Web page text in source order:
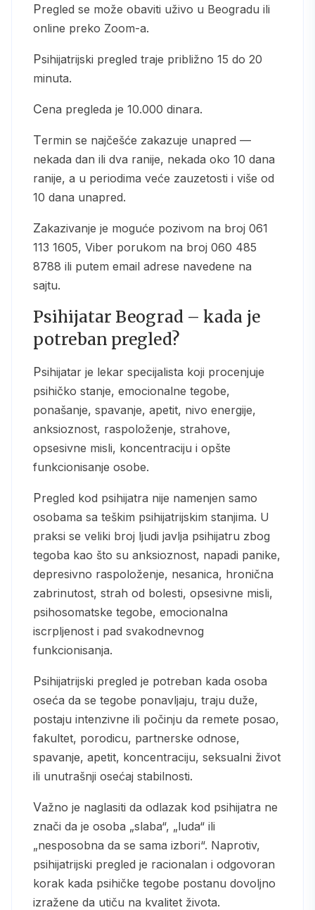
Pregled se može obaviti uživo u Beogradu ili
online preko Zoom-a.
Psihijatrijski pregled traje približno 15 do 20
minuta.
Cena pregleda je 10.000 dinara.
Termin se najčešće zakazuje unapred —
nekada dan ili dva ranije, nekada oko 10 dana
ranije, a u periodima veće zauzetosti i više od
10 dana unapred.
Zakazivanje je moguće pozivom na broj 061
113 1605, Viber porukom na broj 060 485
8788 ili putem email adrese navedene na
sajtu.
Psihijatar Beograd – kada je
potreban pregled?
Psihijatar je lekar specijalista koji procenjuje
psihičko stanje, emocionalne tegobe,
ponašanje, spavanje, apetit, nivo energije,
anksioznost, raspoloženje, strahove,
opsesivne misli, koncentraciju i opšte
funkcionisanje osobe.
Pregled kod psihijatra nije namenjen samo
osobama sa teškim psihijatrijskim stanjima. U
praksi se veliki broj ljudi javlja psihijatru zbog
tegoba kao što su anksioznost, napadi panike,
depresivno raspoloženje, nesanica, hronična
zabrinutost, strah od bolesti, opsesivne misli,
psihosomatske tegobe, emocionalna
iscrpljenost i pad svakodnevnog
funkcionisanja.
Psihijatrijski pregled je potreban kada osoba
oseća da se tegobe ponavljaju, traju duže,
postaju intenzivne ili počinju da remete posao,
fakultet, porodicu, partnerske odnose,
spavanje, apetit, koncentraciju, seksualni život
ili unutrašnji osećaj stabilnosti.
Važno je naglasiti da odlazak kod psihijatra ne
znači da je osoba „slaba“, „luda“ ili
„nesposobna da se sama izbori“. Naprotiv,
psihijatrijski pregled je racionalan i odgovoran
korak kada psihičke tegobe postanu dovoljno
izražene da utiču na kvalitet života.